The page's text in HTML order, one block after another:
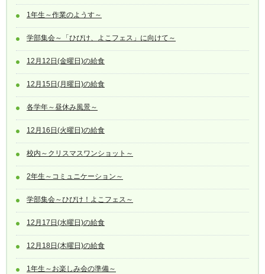
1年生～作業のようす～
学部集会～「ひびけ、よこフェス」に向けて～
12月12日(金曜日)の給食
12月15日(月曜日)の給食
各学年～昼休み風景～
12月16日(火曜日)の給食
校内～クリスマスワンショット～
2年生～コミュニケーション～
学部集会～ひびけ！よこフェス～
12月17日(水曜日)の給食
12月18日(木曜日)の給食
1年生～お楽しみ会の準備～